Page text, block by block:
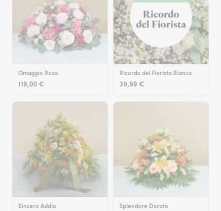
Omaggio Rosa
119,00 €
Ricordo del Fiorista Bianco
39,99 €
Sincero Addio Splendore Dorato